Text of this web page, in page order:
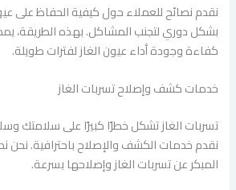
نقدم نصائح للعملاء حول كيفية الحفاظ على
بشكل دوري لتجنب المشاكل. بهذه الطريقة،
كفاءة وجودة أداء عيون الغاز لفترات طويلة.
خدمات كشف وإصلاح تسربات الغاز
تسربات الغاز تشكل خطرًا كبيرًا على سلامتك
نقدم خدمات الكشف والإصلاح باحترافية.
المبكر عن تسربات الغاز وإصلاحها بسرعة.